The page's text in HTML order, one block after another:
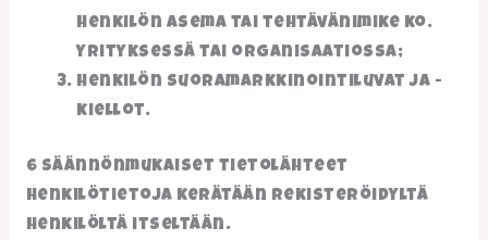
henkilön asema tai tehtävänimike ko.
yrityksessä tai organisaatiossa;
henkilön suoramarkkinointiluvat ja -
kiellot.
6 Säännönmukaiset tietolähteet
Henkilötietoja kerätään rekisteröidyltä
henkilöltä itseltään.